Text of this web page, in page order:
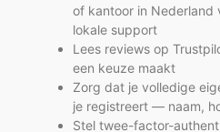
of kantoor in Nederland
lokale support
Lees reviews op
een keuze maakt
Zorg dat je volledige
je registreert — naam,
Stel twee-factor-